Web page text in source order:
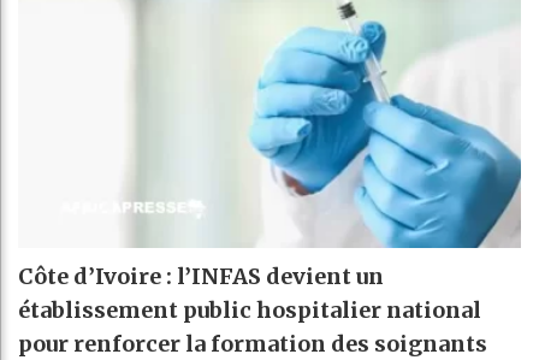
Côte d’Ivoire : l’INFAS devient un
établissement public hospitalier national
pour renforcer la formation des soignants